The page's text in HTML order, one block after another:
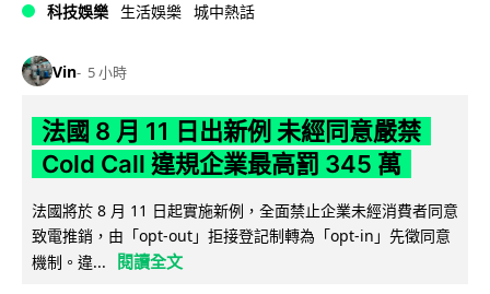
科技娛樂 生活娛樂 城中熱話
Vin 5 小時
法國 8 月 11 日出新例 未經同意嚴禁
Cold Call 違規企業最高罰 345 萬
法國將於 8 月 11 日起實施新例，全面禁止企業未經消費者同意
致電推銷，由「opt-out」拒接登記制轉為「opt-in」先徵同意
機制。違...
閱讀全文